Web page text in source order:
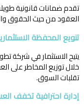
تقدم ضمانات قانونية
العقود من حيث الحقوق
تنويع المحفظة
يتيح الاستثمار في شركة
خلال توزيع المخاطر على
تقلبات السوق.
إدارة احترافية تخفف